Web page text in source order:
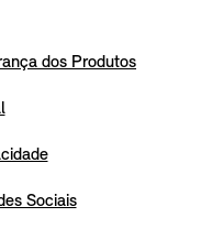
dos Produtos
Sociais